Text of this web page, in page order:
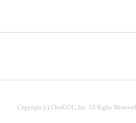
Copyright (c) ChoiGOL, Inc. All Rights Reserved.